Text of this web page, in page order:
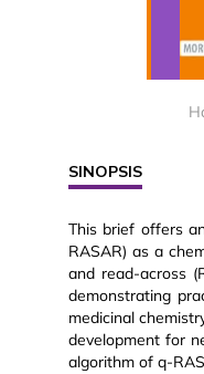
SINOPSIS
This brief offers
RASAR) as a
and read-across
demonstrating
medicinal
development for
algorithm of q-